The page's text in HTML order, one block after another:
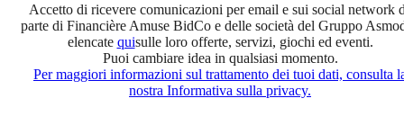
Accetto di ricevere comunicazioni per email e sui social network
parte di Financière Amuse BidCo e delle società del Gruppo
elencate quisulle loro offerte, servizi, giochi ed eventi.
Puoi cambiare idea in qualsiasi momento.
Per maggiori informazioni sul trattamento dei tuoi dati, consulta
nostra Informativa sulla privacy.